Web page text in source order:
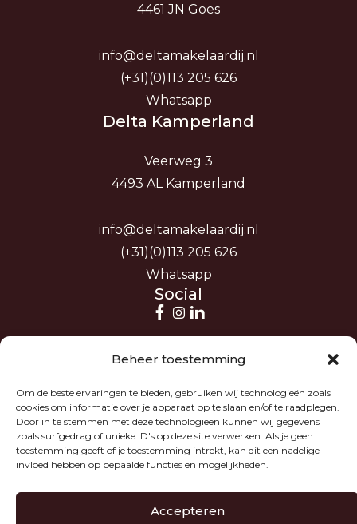
Beheer toestemming
Om de beste ervaringen te bieden, gebruiken wij technologieën zoals
cookies om informatie over je apparaat op te slaan en/of te raadplegen.
Door in te stemmen met deze technologieën kunnen wij gegevens
zoals surfgedrag of unieke ID's op deze site verwerken. Als je geen
toestemming geeft of je toestemming intrekt, kan dit een nadelige
invloed hebben op bepaalde functies en mogelijkheden.
Accepteren
4461 JN Goes
info@deltamakelaardij.nl
(+31)(0)113 205 626
Whatsapp
Delta Kamperland
Veerweg 3
4493 AL Kamperland
info@deltamakelaardij.nl
(+31)(0)113 205 626
Whatsapp
Social